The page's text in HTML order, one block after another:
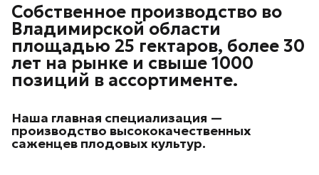
Собственное производство во
Владимирской области
площадью 25 гектаров, более 30
лет на рынке и свыше 1000
позиций в ассортименте.
Наша главная специализация —
производство высококачественных
саженцев плодовых культур.